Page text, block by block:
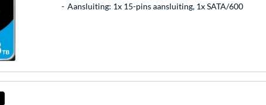
Aansluiting: 1x 15-pins aansluiting, 1x SATA/600